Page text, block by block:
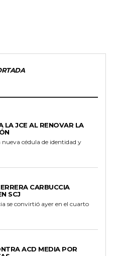
LA JCE AL RENOVAR LA
cédula de identidad y
CARBUCCIA
SCJ
se convirtió ayer en el cuarto
ACD MEDIA POR